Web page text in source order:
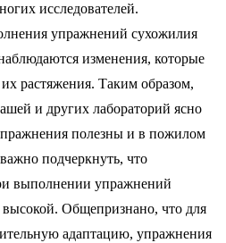
исследователей.
упражнений сухожилия
изменения, которые
растяжения. Таким образом,
и других лабораторий ясно
полезны и в пожилом
подчеркнуть, что
выполнении упражнений
Общепризнано, что для
адаптацию, упражнения